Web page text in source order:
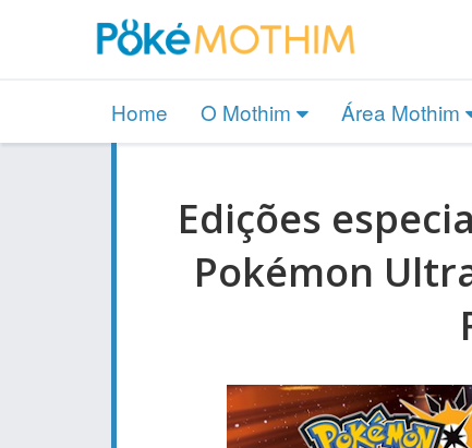
Home O Mothim Área Mothim
Edições
Pokémon